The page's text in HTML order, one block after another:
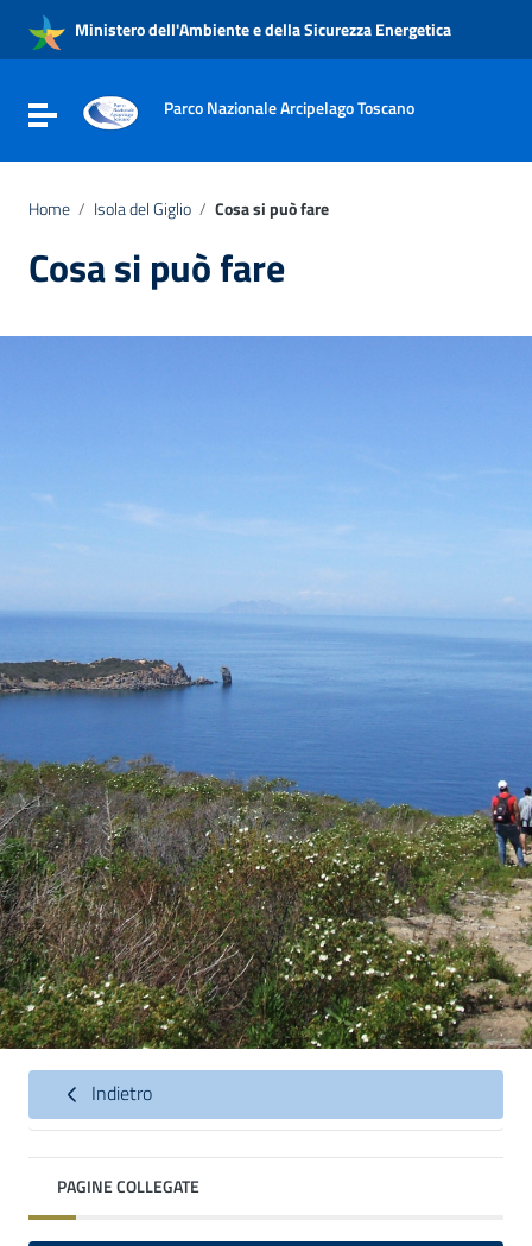
Vai al menu di navigazione
Vai al footer
Ministero dell'Ambiente e della Sicurezza Energetica
Attiva / disattiva la navigazione
Parco Nazionale Arcipelago Toscano
Home / Isola del Giglio / Cosa si può fare
Cosa si può fare
Indietro
PAGINE COLLEGATE